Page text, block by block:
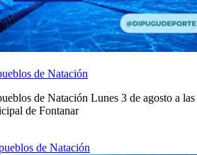
de Natación
de Natación Lunes 3 de agosto a las
de Fontanar
de Natación